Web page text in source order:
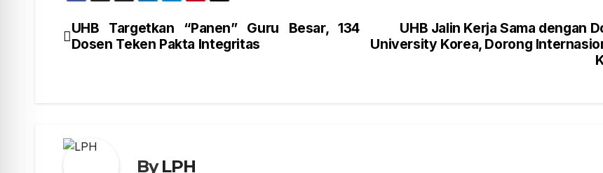
UHB Jalin Kerja Sama dengan
University Korea, Dorong
UHB Targetkan “Panen” Guru Besar, 134
Dosen Teken Pakta Integritas
ByLPH